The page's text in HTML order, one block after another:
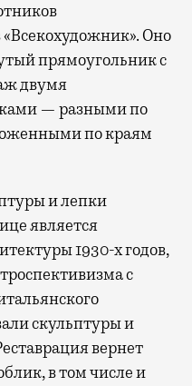
Оно
прямоугольник с
двумя
— разными по
по краям
и лепки
является
1930-х годов,
с
скульптуры и
вернет
в том числе и